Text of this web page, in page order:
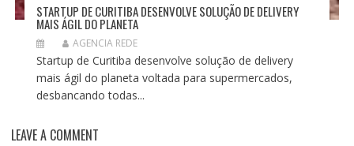
STARTUP DE CURITIBA DESENVOLVE SOLUÇÃO DE DELIVERY
MAIS ÁGIL DO PLANETA
AGENCIA REDE
Startup de Curitiba desenvolve solução de delivery
mais ágil do planeta voltada para supermercados,
desbancando todas...
LEAVE A COMMENT